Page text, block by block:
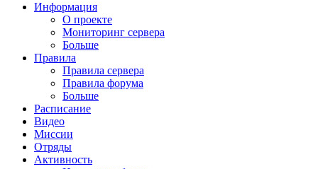
Информация
О проекте
Мониторинг сервера
Больше
Правила
Правила сервера
Правила форума
Больше
Расписание
Видео
Миссии
Отряды
Активность